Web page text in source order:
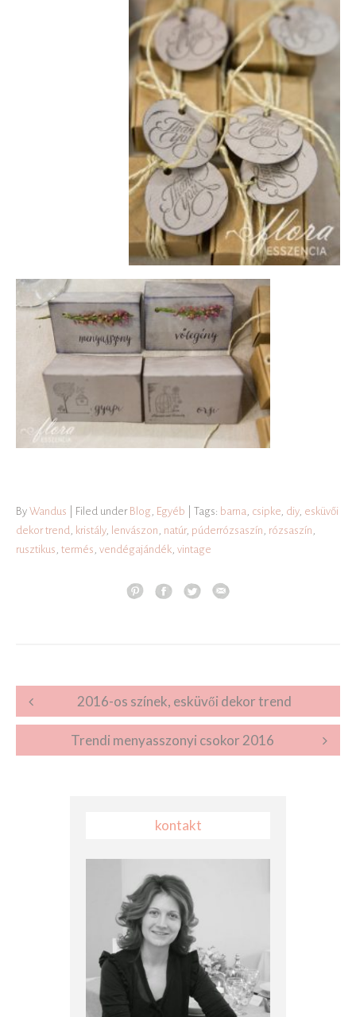
By Wandus | Filed under Blog, Egyéb | Tags: barna, csipke, diy, esküvői
dekor trend, kristály, lenvászon , natúr, púderrózsaszín , rózsaszín ,
rusztikus , termés , vendégajándék, vintage
Post navigation
2016-os színek, esküvői dekor trend
Trendi menyasszonyi csokor 2016
kontakt